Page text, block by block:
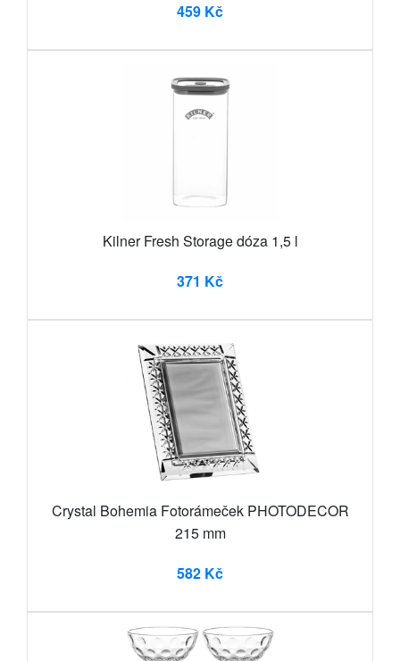
459 Kč
Kilner Fresh Storage dóza 1,5 l
371 Kč
Crystal Bohemia Fotorámeček PHOTODECOR
215 mm
582 Kč